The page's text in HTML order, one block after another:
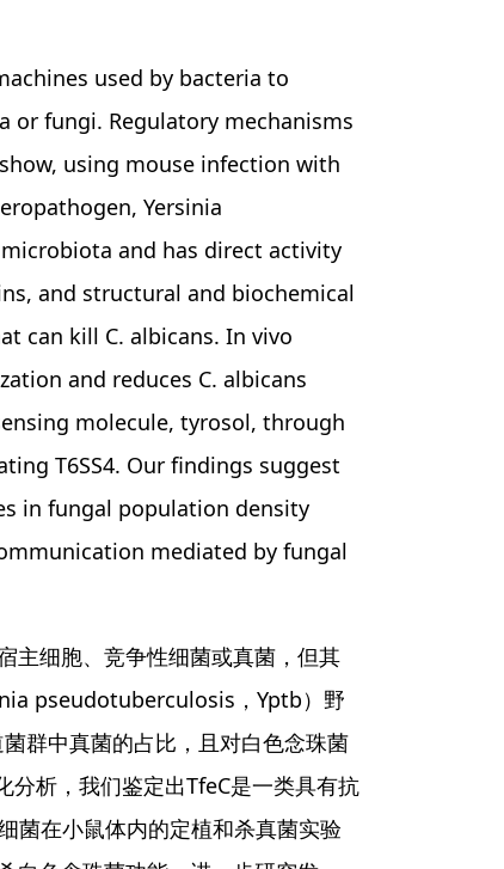
used by bacteria to
or fungi. Regulatory mechanisms
using mouse infection with
Yersinia
and has direct activity
and structural and biochemical
can kill C. albicans. In vivo
and reduces C. albicans
molecule, tyrosol, through
T6SS4. Our findings suggest
in fungal population density
mediated by fungal
主细胞、竞争性细菌或真菌，但其
pseudotuberculosis，Yptb）野
群中真菌的占比，且对白色念珠菌
析，我们鉴定出TfeC是一类具有抗
菌在小鼠体内的定植和杀真菌实验